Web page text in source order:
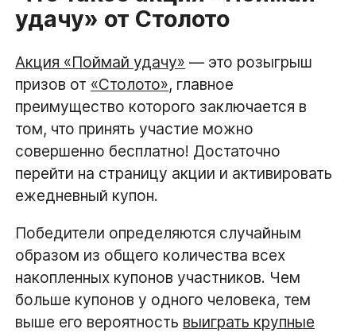
удачу» от Столото
Акция «Поймай удачу» — это розыгрыш
призов от «Столото», главное
преимущество которого заключается в
том, что принять участие можно
совершенно бесплатно! Достаточно
перейти на страницу акции и активировать
ежедневный купон.
Победители определяются случайным
образом из общего количества всех
накопленных купонов участников. Чем
больше купонов у одного человека, тем
выше его вероятность выиграть крупные